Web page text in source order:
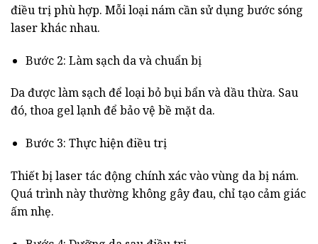
điều trị phù hợp. Mỗi loại nám cần sử dụng bước sóng
laser khác nhau.
Bước 2: Làm sạch da và chuẩn bị
Da được làm sạch để loại bỏ bụi bẩn và dầu thừa. Sau
đó, thoa gel lạnh để bảo vệ bề mặt da.
Bước 3: Thực hiện điều trị
Thiết bị laser tác động chính xác vào vùng da bị nám.
Quá trình này thường không gây đau, chỉ tạo cảm giác
ấm nhẹ.